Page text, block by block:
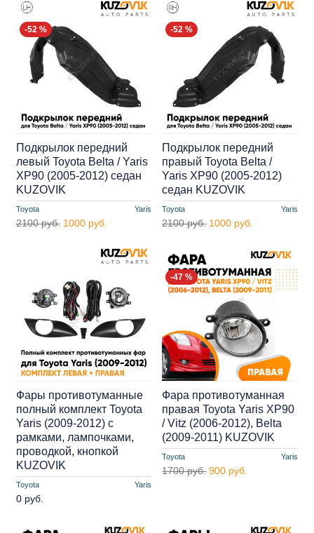
-52 %
Toyota Yaris
Подкрылок передний
левый Toyota Belta / Yaris
XP90 (2005-2012) седан
KUZOVIK
2100 руб. 1000 руб.
-52 %
Toyota Yaris
Подкрылок передний
правый Toyota Belta /
Yaris XP90 (2005-2012)
седан KUZOVIK
2100 руб. 1000 руб.
Toyota Yaris
Фары противотуманные
полный комплект Toyota
Yaris (2009-2012) с
рамками, лампочками,
проводкой, кнопкой
KUZOVIK
0 руб.
-47 %
Toyota Yaris
Фара противотуманная
правая Toyota Yaris XP90
/ Vitz (2006-2012), Belta
(2009-2011) KUZOVIK
1700 руб. 900 руб.